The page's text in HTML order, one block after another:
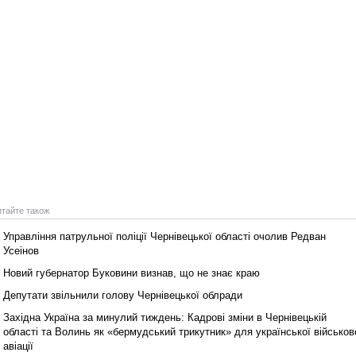
також
Управління патрульної поліції Чернівецької області очолив Редван
Усеінов
Новий губернатор Буковини визнав, що не знає краю
Депутати звільнили голову Чернівецької облради
Західна Україна за минулий тиждень: Кадрові зміни в Чернівецькій
області та Волинь як «бермудський трикутник» для української
авіації